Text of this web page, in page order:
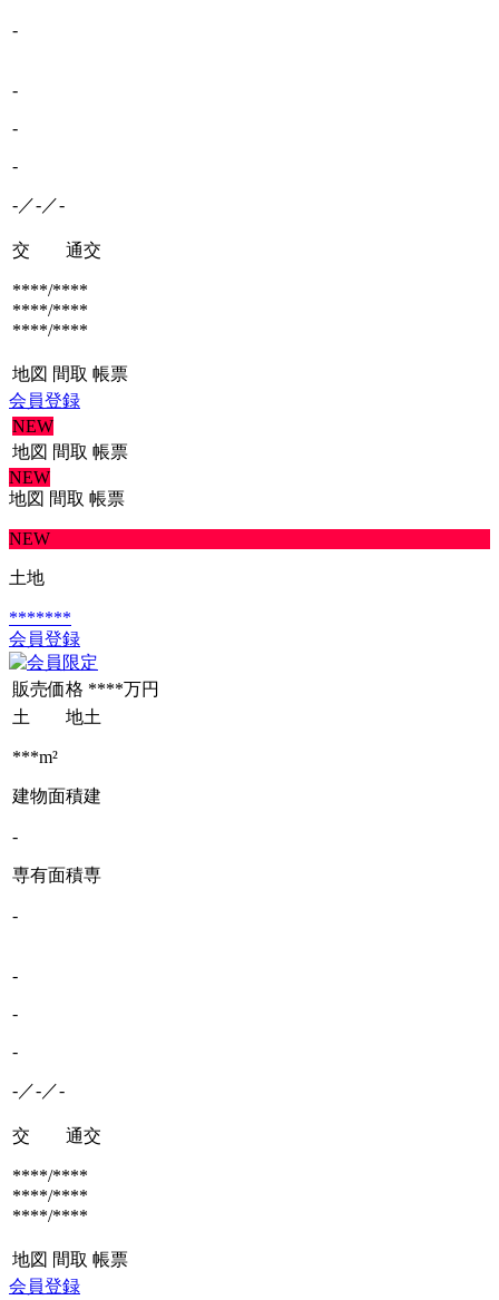
-
-
-
-
-／-／-
交 通交
****/****
****/****
****/****
地図 間取 帳票
会員登録
NEW
地図 間取 帳票
NEW
地図 間取 帳票
NEW
土地
*******
会員登録
販売価格 ****万円
土 地土
***m²
建物面積建
-
専有面積専
-
-
-
-
-／-／-
交 通交
****/****
****/****
****/****
地図 間取 帳票
会員登録